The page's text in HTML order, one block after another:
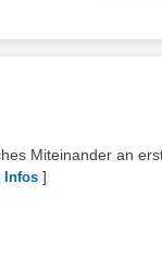
Miteinander an
Infos ]